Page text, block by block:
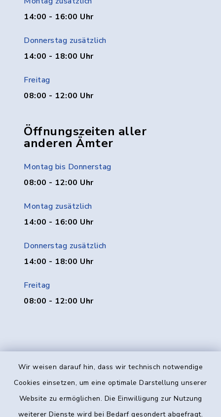
Wir weisen darauf hin, dass wir technisch notwendige
Cookies einsetzen, um eine optimale Darstellung unserer
Website zu ermöglichen. Die Einwilligung zur Nutzung
weiterer Dienste wird bei Bedarf gesondert abgefragt.
14:00 - 16:00 Uhr
Donnerstag zusätzlich
14:00 - 18:00 Uhr
Freitag
08:00 - 12:00 Uhr
Öffnungszeiten aller
anderen Ämter
Montag bis Donnerstag
08:00 - 12:00 Uhr
Montag zusätzlich
14:00 - 16:00 Uhr
Donnerstag zusätzlich
14:00 - 18:00 Uhr
Freitag
08:00 - 12:00 Uhr
Kontakt